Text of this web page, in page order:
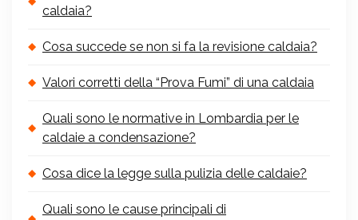
caldaia?
Cosa succede se non si fa la revisione caldaia?
Valori corretti della “Prova Fumi” di una caldaia
Quali sono le normative in Lombardia per le
caldaie a condensazione?
Cosa dice la legge sulla pulizia delle caldaie?
Quali sono le cause principali di